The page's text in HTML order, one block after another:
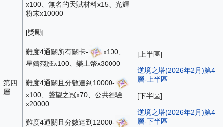
x100、無名的天賦材料x15、光輝
粉末x10000
第四
層
[獎勵]
難度4通關所有關卡-
x100、
星鑄殘胚x100、樂土幣x30000
難度4通關且分數達到10000-
x100、聲望之冠x70、公共經驗
x20000
難度4通關且分數達到12000-
[上半區]
逆境之塔(2026年2月)第4
層-上半區
[下半區]
逆境之塔(2026年2月)第4
層-下半區